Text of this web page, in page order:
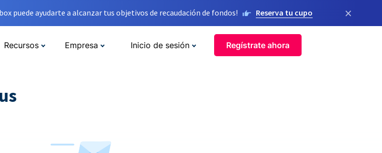
puede ayudarte a alcanzar tus objetivos de recaudación de fondos! Reserva tu cupo ×
Recursos Empresa Inicio de sesión Regístrate ahora